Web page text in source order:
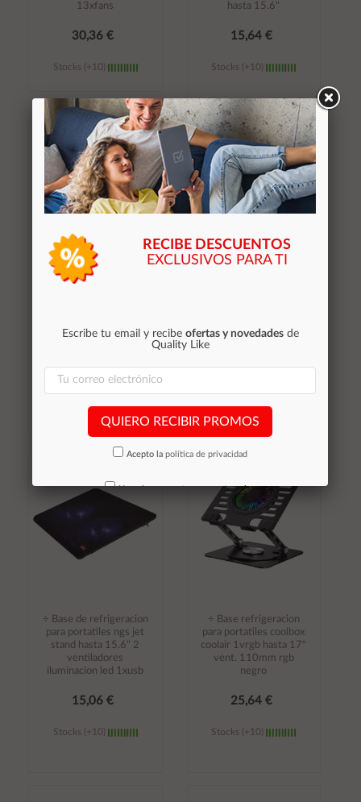
13xfans
30,36 €
Stocks (+10)
Añadir al
carrito
hasta 15.6"
15,64 €
Stocks (+10)
Añadir al
carrito
÷ Base de refrigeracion
20104*
37,83 €
Añadir al
13xfans black
30,36 €
Añadir al
÷ Base de refrigeracion
para portatiles ngs jet
stand hasta 15.6" 2
ventiladores
iluminacion led 1xusb
15,06 €
Stocks (+10)
÷ Base refrigeracion
para portatiles coolbox
coolair 1vrgb hasta 17"
vent. 110mm rgb
negro
25,64 €
Stocks (+10)
RECIBE DESCUENTOS
EXCLUSIVOS PARA TI
Escribe tu email y recibe ofertas y novedadesde
Quality Like
QUIERO RECIBIR PROMOS
Acepto la política de privacidad
No volver a mostrar mas este aviso